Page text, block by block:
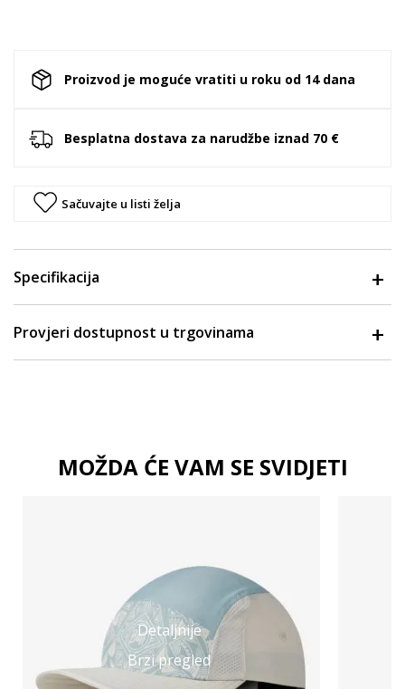
Proizvod je moguće vratiti u roku od 14 dana
Besplatna dostava za narudžbe iznad 70 €
Sačuvajte u listi želja
Specifikacija
Provjeri dostupnost u trgovinama
MOŽDA ĆE VAM SE SVIDJETI
Detaljnije
Brzi pregled